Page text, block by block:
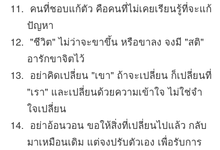
คนที่ชอบแก้ตัว คือคนที่ไม่เคยเรียนรู้ที่จะแก้
ปัญหา
"ชีวิต" ไม่ว่าจะขาขึ้น หรือขาลง จงมี "สติ"
อารักขาจิตไว้
อย่าคิดเปลี่ยน "เขา" ถ้าจะเปลี่ยน ก็เปลี่ยนที่
"เรา" และเปลี่ยนด้วยความเข้าใจ ไม่ใช่จำ
ใจเปลี่ยน
อย่าอ้อนวอน ขอให้สิ่งที่เปลี่ยนไปแล้ว กลับ
มาเหมือนเดิม แต่จงปรับตัวเอง เพื่อรับการ